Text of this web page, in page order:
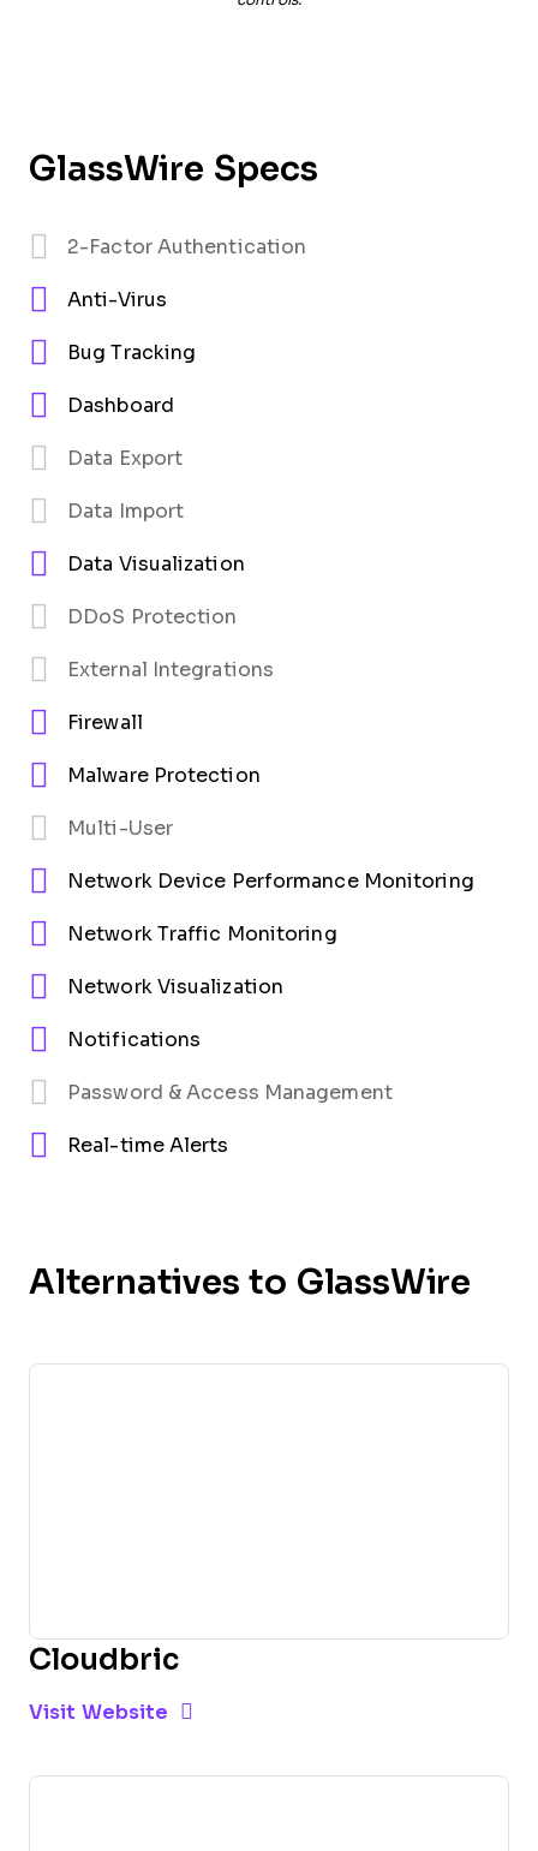
GlassWire Specs
2-Factor Authentication
Anti-Virus
Bug Tracking
Dashboard
Data Export
Data Import
Data Visualization
DDoS Protection
External Integrations
Firewall
Malware Protection
Multi-User
Network Device Performance Monitoring
Network Traffic Monitoring
Network Visualization
Notifications
Password & Access Management
Real-time Alerts
Alternatives to GlassWire
Cloudbric
Visit Website Opens New Window